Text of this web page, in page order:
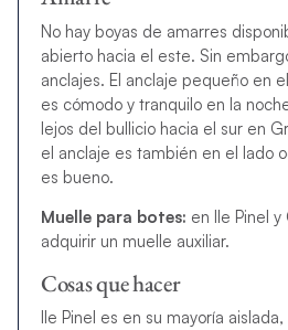
No hay boyas de amarres
abierto hacia el este. Sin
anclajes. El anclaje pequeño en
es cómodo y tranquilo en la
lejos del bullicio hacia el sur en
el anclaje es también en el lado
es bueno.
Muelle para botes: en Ile Pinel
adquirir un muelle auxiliar.
Cosas que hacer
Ile Pinel es en su mayoría